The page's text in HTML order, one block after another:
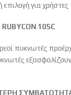
επιλογή για
105C
πυκνωτές